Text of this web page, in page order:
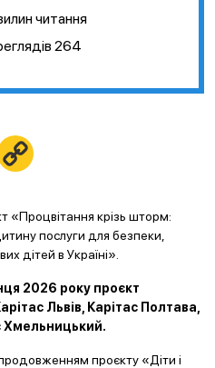
читання
264
«Процвітання крізь шторм:
послуги для безпеки,
дітей в Україні».
2026 року проєкт
Львів, Карітас Полтава,
Хмельницький.
проєкту «Діти і